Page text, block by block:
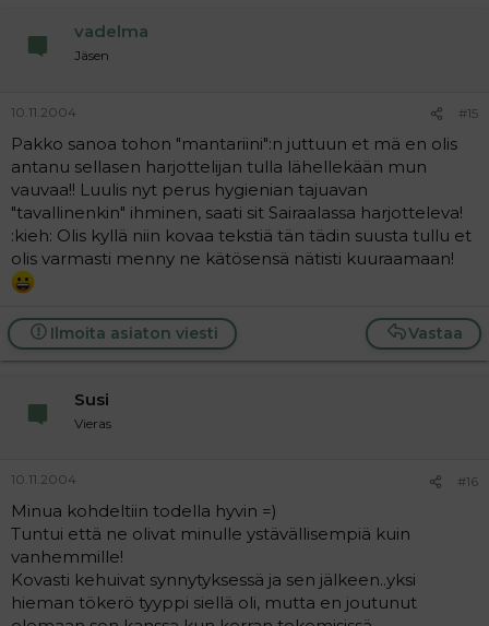
vadelma
Jäsen
10.11.2004 #15
Pakko sanoa tohon "mantariini":n juttuun et mä en olis
antanu sellasen harjottelijan tulla lähellekään mun
vauvaa!! Luulis nyt perus hygienian tajuavan
"tavallinenkin" ihminen, saati sit Sairaalassa harjotteleva!
:kieh: Olis kyllä niin kovaa tekstiä tän tädin suusta tullu et
olis varmasti menny ne kätösensä nätisti kuuraamaan!
Vastaa
Ilmoita asiaton viesti
Susi
Vieras
10.11.2004 #16
Minua kohdeltiin todella hyvin =)
Tuntui että ne olivat minulle ystävällisempiä kuin
vanhemmille!
Kovasti kehuivat synnytyksessä ja sen jälkeen..yksi
hieman tökerö tyyppi siellä oli, mutta en joutunut